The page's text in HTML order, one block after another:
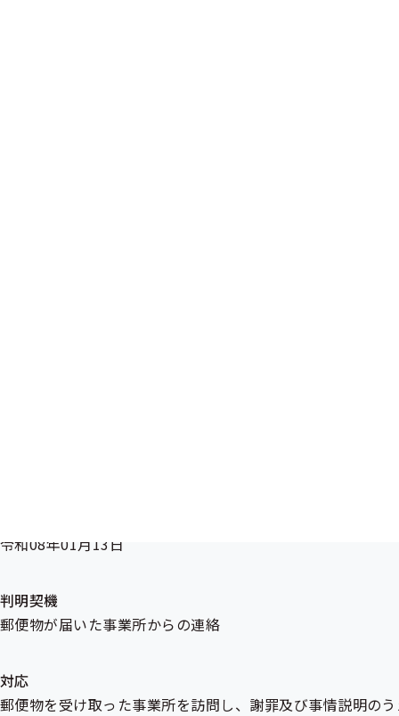
委託事業者の誤封入によ
外部委託により健康保険委員宛てに送付している広報誌に
送付先事業所において当該郵便物が開封されたことにより、
令和08年01月13日
判明契機
郵便物が届いた事業所からの連絡
対応
郵便物を受け取った事業所を訪問し、謝罪及び事情説明のう